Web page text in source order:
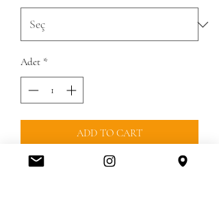
Adet *
ADD TO CART
GUMRUK UCRETLERI 21$ DAHIL